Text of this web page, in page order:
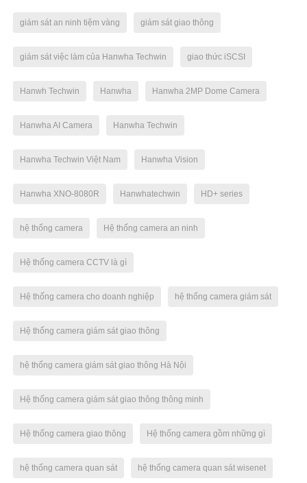
giám sát an ninh tiệm vàng giám sát giao thông
giám sát việc làm của Hanwha Techwin giao thức iSCSI
Hanwh Techwin Hanwha Hanwha 2MP Dome Camera
Hanwha AI Camera Hanwha Techwin
Hanwha Techwin Việt Nam Hanwha Vision
Hanwha XNO-8080R Hanwhatechwin HD+ series
hệ thống camera Hệ thống camera an ninh
Hệ thống camera CCTV là gì
Hệ thống camera cho doanh nghiệp hệ thống camera giám sát
Hệ thống camera giám sát giao thông
hệ thống camera giám sát giao thông Hà Nội
Hệ thống camera giám sát giao thông thông minh
Hệ thống camera giao thông Hệ thống camera gồm những gì
hệ thống camera quan sát hệ thống camera quan sát wisenet